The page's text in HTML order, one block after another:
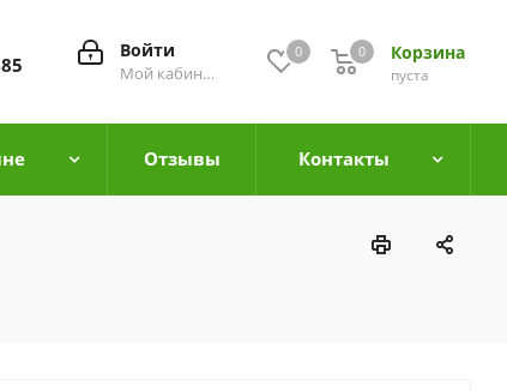
0 Корзина
0
пуста
0
Войти
Мой кабинет
Отзывы Контакты